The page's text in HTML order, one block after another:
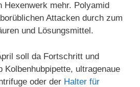
Hexenwerk mehr. Polyamid
Attacken durch zum
und Lösungsmittel.
soll da Fortschritt und
Kolbenhubpipette, ultragenaue
oder der Halter für